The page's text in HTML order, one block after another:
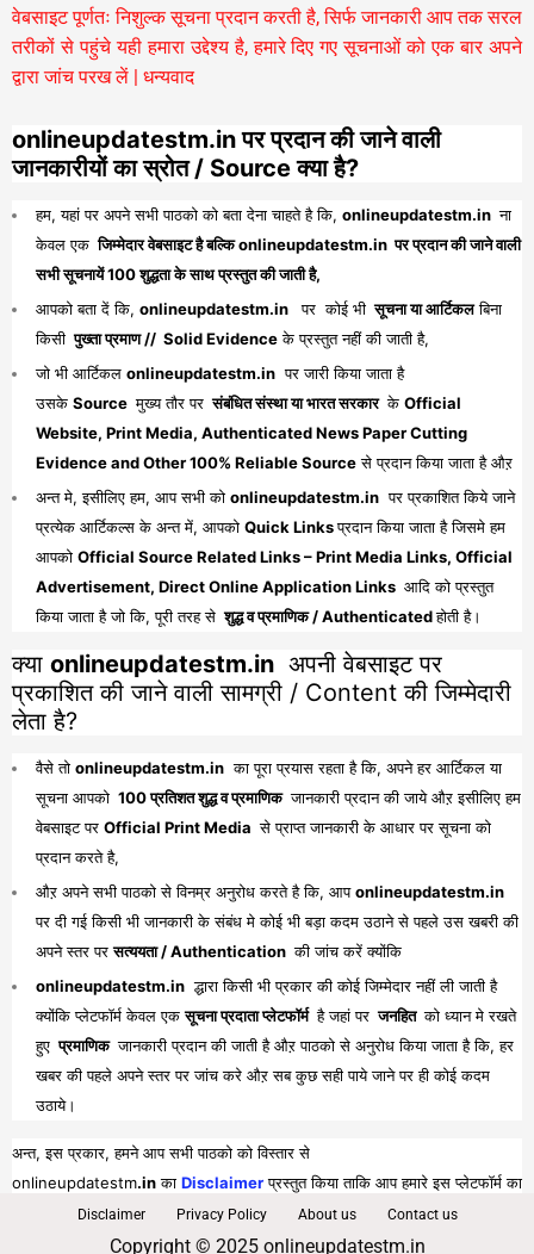
वेबसाइट पूर्णतः निशुल्क सूचना प्रदान करती है,सिर्फ जानकारी आप तक सरल
तरीकों से पहुंचे यही हमारा उद्देश्य है, हमारे दिए गए सूचनाओं को एक बार अपने
द्वारा जांच परख लें | धन्यवाद
onlineupdatestm.in पर प्रदान की जाने वाली
जानकारीयों का स्रोत / Source क्या है?
हम, यहां पर अपने सभी पाठको को बता देना चाहते है कि, onlineupdatestm.in ना
केवल एक जिम्मेदार वेबसाइट है बल्कि onlineupdatestm.in पर प्रदान की जाने वाली
सभी सूचनायें 100 शुद्धता के साथ प्रस्तुत की जाती है,
आपको बता दें कि, onlineupdatestm.in पर कोई भी सूचना या आर्टिकलबिना
किसी पुख्ता प्रमाण // Solid Evidenceके प्रस्तुत नहीं की जाती है,
जो भी आर्टिकल onlineupdatestm.in पर जारी किया जाता है
उसके Source मुख्य तौर पर संबंधित संस्था या भारत सरकार के Official
Website, Print Media, Authenticated News Paper Cutting
Evidence and Other 100% Reliable Sourceसे प्रदान किया जाता है औऱ
अन्त मे, इसीलिए हम, आप सभी को onlineupdatestm.in पर प्रकाशित किये जाने
प्रत्येक आर्टिकल्स के अन्त में, आपको Quick Linksप्रदान किया जाता है जिसमे हम
आपको Official Source Related Links – Print Media Links, Official
Advertisement, Direct Online Application Links आदि को प्रस्तुत
किया जाता है जो कि, पूरी तरह से शुद्ध व प्रमाणिक / Authenticatedहोती है।
क्या onlineupdatestm.in अपनी वेबसाइट पर
प्रकाशित की जाने वाली सामग्री / Content की जिम्मेदारी
लेता है?
वैसे तो onlineupdatestm.in का पूरा प्रयास रहता है कि, अपने हर आर्टिकल या
सूचना आपको 100 प्रतिशत शुद्ध व प्रमाणिक जानकारी प्रदान की जाये औऱ इसीलिए हम
वेबसाइट पर Official Print Media से प्राप्त जानकारी के आधार पर सूचना को
प्रदान करते है,
औऱ अपने सभी पाठको से विनम्र अनुरोध करते है कि, आपonlineupdatestm.in
पर दी गई किसी भी जानकारी के संबंध मे कोई भी बड़ा कदम उठाने से पहले उस खबरी की
अपने स्तर परसत्ययता / Authentication की जांच करें क्योंकि
onlineupdatestm.in द्धारा किसी भी प्रकार की कोई जिम्मेदार नहीं ली जाती है
क्योंकि प्लेटफॉर्म केवल एकसूचना प्रदाता प्लेटफॉर्म है जहां पर जनहित को ध्यान मे रखते
हुए प्रमाणिक जानकारी प्रदान की जाती है औऱ पाठको से अनुरोध किया जाता है कि, हर
खबर की पहले अपने स्तर पर जांच करे औऱ सब कुछ सही पाये जाने पर ही कोई कदम
उठाये।
अन्त, इस प्रकार, हमने आप सभी पाठको को विस्तार से
onlineupdatestm.inका Disclaimerप्रस्तुत किया ताकि आप हमारे इस प्लेटफॉर्म का
पूरा व भरपूर लाभ प्राप्त कर सकें।
Disclaimer Privacy Policy About us Contact us
Copyright © 2025 onlineupdatestm.in